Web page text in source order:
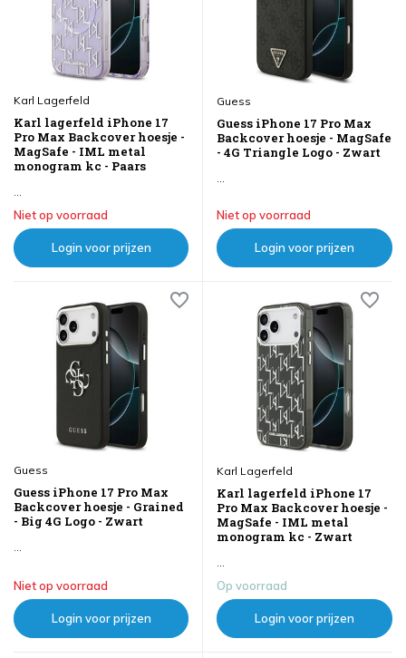
Karl Lagerfeld
Karl lagerfeld iPhone 17
Pro Max Backcover hoesje -
MagSafe - IML metal
monogram kc - Paars
...
Niet op voorraad
Login voor prijzen
Guess
Guess iPhone 17 Pro Max
Backcover hoesje - MagSafe
- 4G Triangle Logo - Zwart
...
Niet op voorraad
Login voor prijzen
Guess
Guess iPhone 17 Pro Max
Backcover hoesje - Grained
- Big 4G Logo - Zwart
...
Niet op voorraad
Login voor prijzen
Karl Lagerfeld
Karl lagerfeld iPhone 17
Pro Max Backcover hoesje -
MagSafe - IML metal
monogram kc - Zwart
Op voorraad
Login voor prijzen